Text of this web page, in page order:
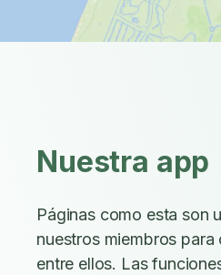
Nuestra app
Páginas como esta son
nuestros miembros
entre ellos. Las